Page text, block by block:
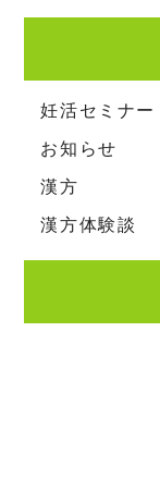
妊活セミナー
お知らせ
漢方
漢方体験談